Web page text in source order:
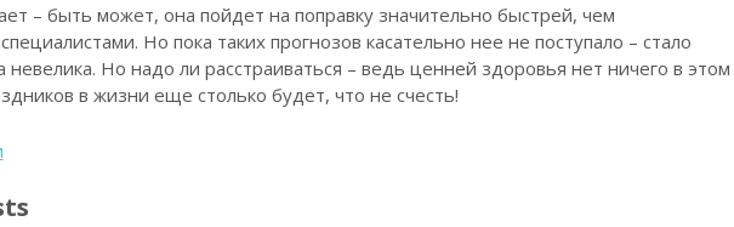
– быть может, она пойдет на поправку значительно быстрей, чем
Но пока таких прогнозов касательно нее не поступало – стало
Но надо ли расстраиваться – ведь ценней здоровья нет ничего в этом
в жизни еще столько будет, что не счесть!